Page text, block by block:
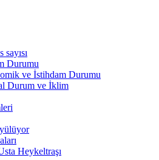
sayısı
Durumu
ve İstihdam Durumu
Durum ve İklim
Heykeltraşı